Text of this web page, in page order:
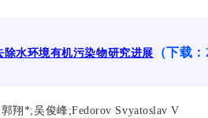
水环境有机污染物研究进展 （下载：
翔 *;吴俊峰;Fedorov Svyatoslav V